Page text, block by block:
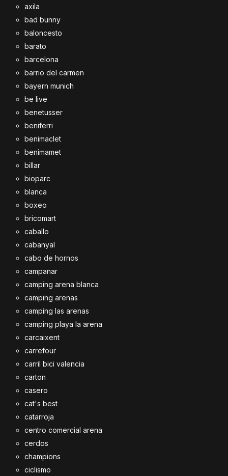
axila
bad bunny
baloncesto
barato
barcelona
barrio del carmen
bayern munich
be live
benetusser
beniferri
benimaclet
benimamet
billar
bioparc
blanca
boxeo
bricomart
caballo
cabanyal
cabo de hornos
campanar
camping arena blanca
camping arenas
camping las arenas
camping playa la arena
carcaixent
carrefour
carril bici valencia
carton
casero
cat's best
catarroja
centro comercial arena
cerdos
champions
ciclismo